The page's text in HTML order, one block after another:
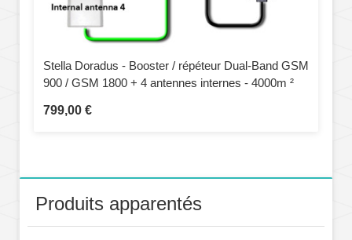
Stella Doradus - Booster / répéteur Dual-Band GSM
900 / GSM 1800 + 4 antennes internes - 4000m ²
799,00 €
Produits apparentés